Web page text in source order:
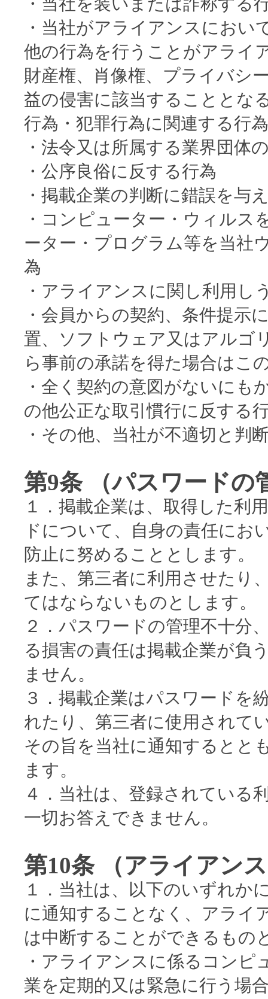
・当社がアライアンスにおい
他の行為を行うことがアライ
財産権、肖像権、プライバシ
益の侵害に該当することとな
行為・犯罪行為に関連する行
・法令又は所属する業界団体
・公序良俗に反する行為
・掲載企業の判断に錯誤を与
・コンピューター・ウィルス
ーター・プログラム等を当社
為
・アライアンスに関し利用し
・会員からの契約、条件提示
置、ソフトウェア又はアルゴ
ら事前の承諾を得た場合はこ
・全く契約の意図がないにも
の他公正な取引慣行に反する
・その他、当社が不適切と判
第9条 （パスワードの
１．掲載企業は、取得した利
ドについて、自身の責任にお
防止に努めることとします。
また、第三者に利用させたり
てはならないものとします。
２．パスワードの管理不十分
る損害の責任は掲載企業が負
ません。
３．掲載企業はパスワードを
れたり、第三者に使用されて
その旨を当社に通知するとと
ます。
４．当社は、登録されている
一切お答えできません。
第10条 （アライアン
１．当社は、以下のいずれか
に通知することなく、アライ
は中断することができるもの
・アライアンスに係るコンピ
業を定期的又は緊急に行う場